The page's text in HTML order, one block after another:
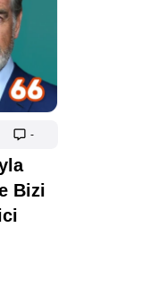
-
Bizi